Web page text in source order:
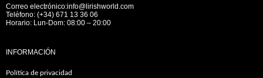
Correo electrónico:info@lirishworld.com
Teléfono: (+34) 671 13 36 06
Horario: Lun-Dom: 08:00 – 20:00
INFORMACIÓN
Política de privacidad